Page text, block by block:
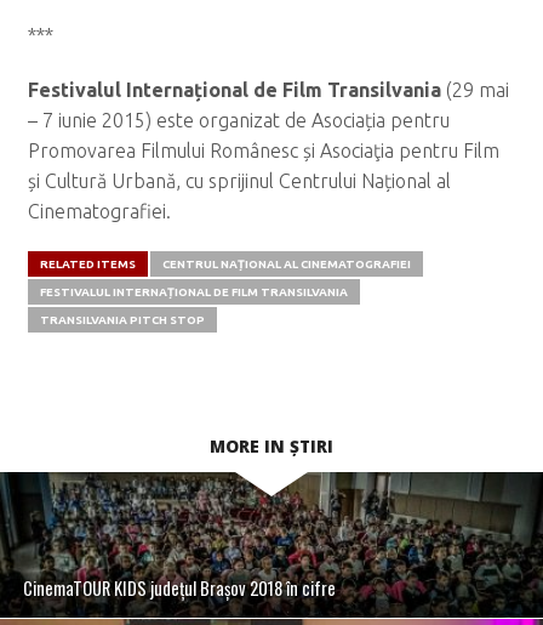
***
Festivalul Internațional de Film Transilvania(29 mai
– 7 iunie 2015) este organizat de Asociația pentru
Promovarea Filmului Românesc și Asociaţia pentru Film
și Cultură Urbană, cu sprijinul Centrului Național al
Cinematografiei.
RELATED ITEMS CENTRUL NAȚIONAL AL CINEMATOGRAFIEI
FESTIVALUL INTERNAȚIONAL DE FILM TRANSILVANIA
TRANSILVANIA PITCH STOP
MORE IN ȘTIRI
CinemaTOUR KIDS județul Brașov 2018 în cifre